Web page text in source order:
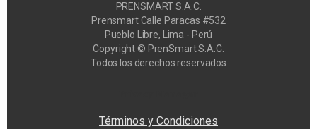
PRENSMART S.A.C.
Prensmart Calle Paracas #532
Pueblo Libre, Lima - Perú
Copyright © PrenSmart S.A.C.
Todos los derechos reservados
Términos y Condiciones